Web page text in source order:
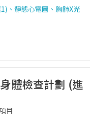
、靜態心電圖、胸肺X光
體檢查計劃 (進
目